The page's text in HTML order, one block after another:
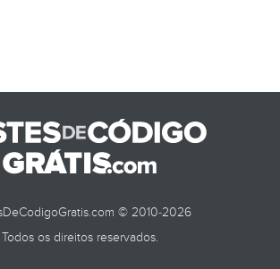
© 2010-2026
Todos os direitos reservados.